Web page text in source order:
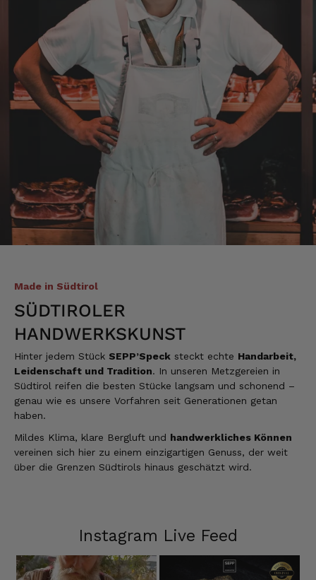
Made in Südtirol
SÜDTIROLER
HANDWERKSKUNST
Hinter jedem Stück SEPP’Speck steckt echte Handarbeit,
Leidenschaft und Tradition. In unseren Metzgereien in
Südtirol reifen die besten Stücke langsam und schonend –
genau wie es unsere Vorfahren seit Generationen getan
haben.
Mildes Klima, klare Bergluft und handwerkliches Können
vereinen sich hier zu einem einzigartigen Genuss, der weit
über die Grenzen Südtirols hinaus geschätzt wird.
Instagram Live Feed
einzelne Teile zu bestellen. Meistens sind es
Pakete. Bin Rentnerin und brauche nicht so
Ulrich
Verifizierter Kunde
Tolles Angebot, Qualität und Geschmack -
Note 1
Elfi
Man gibt sich sehr viel Mühe mit meine
Wünsche zu erfüllen !! Vielen Dank dafür!!
Alle Bewertungen Lesen